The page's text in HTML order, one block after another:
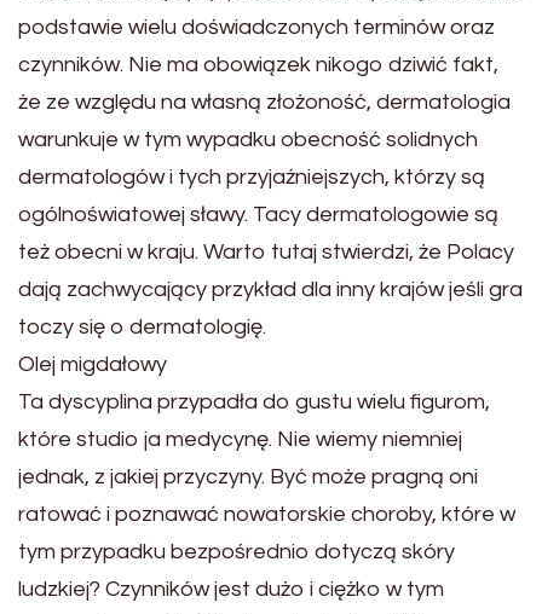
podstawie wielu doświadczonych terminów oraz
czynników. Nie ma obowiązek nikogo dziwić fakt,
że ze względu na własną złożoność, dermatologia
warunkuje w tym wypadku obecność solidnych
dermatologów i tych przyjaźniejszych, którzy są
ogólnoświatowej sławy. Tacy dermatologowie są
też obecni w kraju. Warto tutaj stwierdzi, że Polacy
dają zachwycający przykład dla inny krajów jeśli gra
toczy się o dermatologię.
Olej migdałowy
Ta dyscyplina przypadła do gustu wielu figurom,
które studio ja medycynę. Nie wiemy niemniej
jednak, z jakiej przyczyny. Być może pragną oni
ratować i poznawać nowatorskie choroby, które w
tym przypadku bezpośrednio dotyczą skóry
ludzkiej? Czynników jest dużo i ciężko w tym